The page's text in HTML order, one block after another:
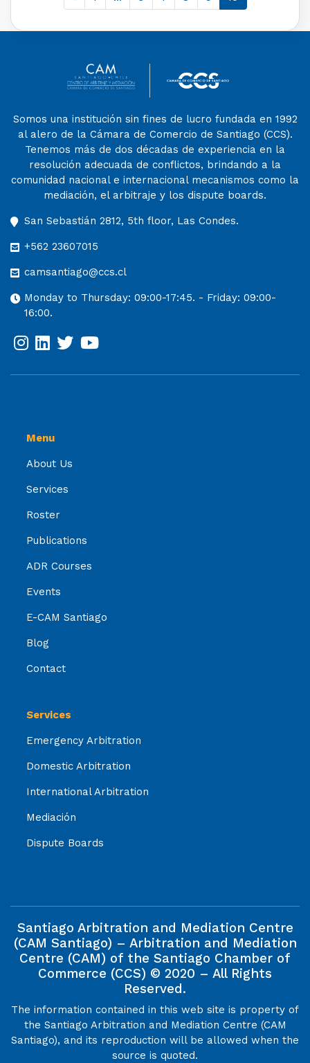
Somos una institución sin fines de lucro fundada en 1992
al alero de la Cámara de Comercio de Santiago (CCS).
Tenemos más de dos décadas de experiencia en la
resolución adecuada de conflictos, brindando a la
comunidad nacional e internacional mecanismos como la
mediación, el arbitraje y los dispute boards.
San Sebastián 2812, 5th floor, Las Condes.
+562 23607015
camsantiago@ccs.cl
Monday to Thursday: 09:00-17:45. - Friday: 09:00-
16:00.
Menu
About Us
Services
Roster
Publications
ADR Courses
Events
E-CAM Santiago
Blog
Contact
Services
Emergency Arbitration
Domestic Arbitration
International Arbitration
Mediación
Dispute Boards
Santiago Arbitration and Mediation Centre
(CAM Santiago) – Arbitration and Mediation
Centre (CAM) of the Santiago Chamber of
Commerce (CCS) © 2020 – All Rights
Reserved.
The information contained in this web site is property of
the Santiago Arbitration and Mediation Centre (CAM
Santiago), and its reproduction will be allowed when the
source is quoted.